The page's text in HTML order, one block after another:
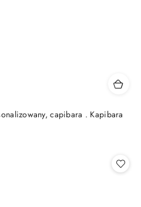
capibara . Kapibara